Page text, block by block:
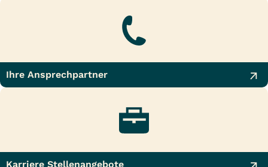
Ihre Ansprechpartner
Karriere Stellenangebote